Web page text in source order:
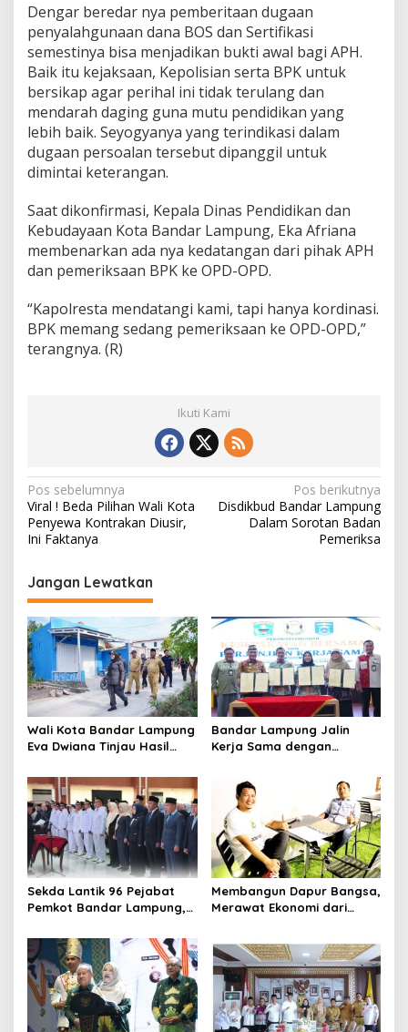
e
O
D
Dengar beredar nya pemberitaan dugaan
penyalahgunaan dana BOS dan Sertifikasi
semestinya bisa menjadikan bukti awal bagi APH.
Baik itu kejaksaan, Kepolisian serta BPK untuk
bersikap agar perihal ini tidak terulang dan
mendarah daging guna mutu pendidikan yang
lebih baik. Seyogyanya yang terindikasi dalam
dugaan persoalan tersebut dipanggil untuk
dimintai keterangan.
Saat dikonfirmasi, Kepala Dinas Pendidikan dan
Kebudayaan Kota Bandar Lampung, Eka Afriana
membenarkan ada nya kedatangan dari pihak APH
dan pemeriksaan BPK ke OPD-OPD.
“Kapolresta mendatangi kami, tapi hanya kordinasi.
BPK memang sedang pemeriksaan ke OPD-OPD,”
terangnya. (R)
Ikuti Kami
N
a
v
i
g
a
s
i
p
o
s
Pos sebelumnya
Viral ! Beda Pilihan Wali Kota
Penyewa Kontrakan Diusir,
Ini Faktanya
Pos berikutnya
Disdikbud Bandar Lampung
Dalam Sorotan Badan
Pemeriksa
Jangan Lewatkan
Wali Kota Bandar Lampung
Eva Dwiana Tinjau Hasil
di Way Laga
Bandar Lampung Jalin
Kerja Sama dengan
Ketahanan Pangan dan
Kendalikan Inflasi
Sekda Lantik 96 Pejabat
Pemkot Bandar Lampung,
hingga Lurah
Membangun Dapur Bangsa,
Merawat Ekonomi dari